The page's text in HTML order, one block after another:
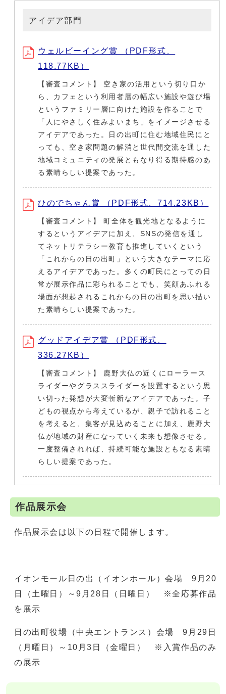
アイデア部門
ウェルビーイング賞 （PDF形式、
118.77KB）
【審査コメント】 空き家の活用という切り口か
ら、カフェという利用者層の幅広い施設や遊び場
というファミリー層に向けた施設を作ることで
「人にやさしく住みよいまち」をイメージさせる
アイデアであった。日の出町に住む地域住民にと
っても、空き家問題の解消と世代間交流を通した
地域コミュニティの発展ともなり得る期待感のあ
る素晴らしい提案であった。
ひのでちゃん賞 （PDF形式、714.23KB）
【審査コメント】 町全体を観光地となるように
するというアイデアに加え、SNSの発信を通し
てネットリテラシー教育も推進していくという
「これからの日の出町」という大きなテーマに応
えるアイデアであった。多くの町民にとっての日
常が展示作品に彩られることでも、笑顔あふれる
場面が想起されるこれからの日の出町を思い描い
た素晴らしい提案であった。
グッドアイデア賞 （PDF形式、
336.27KB）
【審査コメント】 鹿野大仏の近くにローラース
ライダーやグラススライダーを設置するという思
い切った発想が大変斬新なアイデアであった。子
どもの視点から考えているが、親子で訪れること
を考えると、集客が見込めることに加え、鹿野大
仏が地域の財産になっていく未来も想像させる。
一度整備されれば、持続可能な施設ともなる素晴
らしい提案であった。
作品展示会
作品展示会は以下の日程で開催します。
イオンモール日の出（イオンホール）会場 9月20
日（土曜日）～9月28日（日曜日） ※全応募作品
を展示
日の出町役場（中央エントランス）会場 9月29日
（月曜日）～10月3日（金曜日） ※入賞作品のみ
の展示